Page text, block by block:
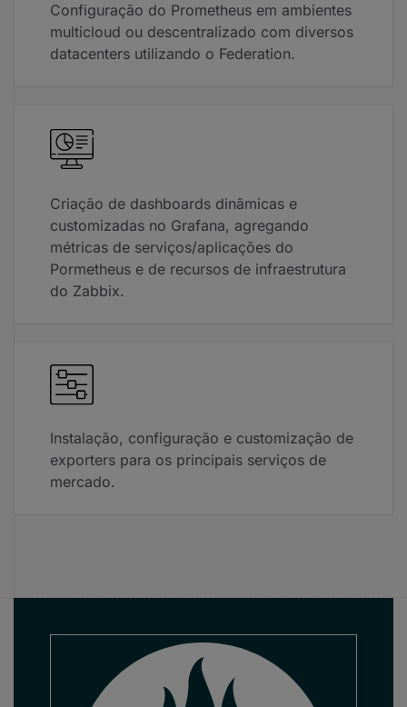
Configuração do Prometheus em ambientes
multicloud ou descentralizado com diversos
datacenters utilizando o Federation.
Criação de dashboards dinâmicas e
customizadas no Grafana, agregando
métricas de serviços/aplicações do
Pormetheus e de recursos de infraestrutura
do Zabbix.
Instalação, configuração e customização de
exporters para os principais serviços de
mercado.